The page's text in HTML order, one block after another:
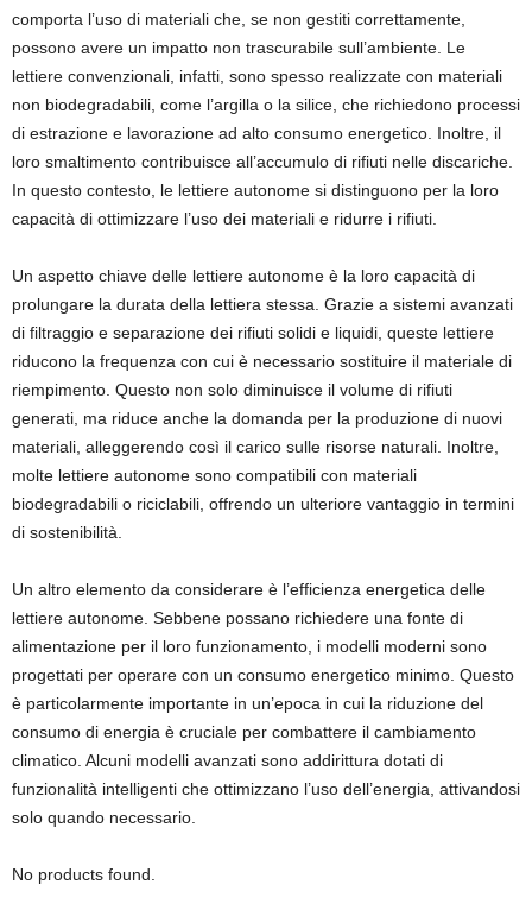
comporta l’uso di materiali che, se non gestiti correttamente,
possono avere un impatto non trascurabile sull’ambiente. Le
lettiere convenzionali, infatti, sono spesso realizzate con materiali
non biodegradabili, come l’argilla o la silice, che richiedono processi
di estrazione e lavorazione ad alto consumo energetico. Inoltre, il
loro smaltimento contribuisce all’accumulo di rifiuti nelle discariche.
In questo contesto, le lettiere autonome si distinguono per la loro
capacità di ottimizzare l’uso dei materiali e ridurre i rifiuti.
Un aspetto chiave delle lettiere autonome è la loro capacità di
prolungare la durata della lettiera stessa. Grazie a sistemi avanzati
di filtraggio e separazione dei rifiuti solidi e liquidi, queste lettiere
riducono la frequenza con cui è necessario sostituire il materiale di
riempimento. Questo non solo diminuisce il volume di rifiuti
generati, ma riduce anche la domanda per la produzione di nuovi
materiali, alleggerendo così il carico sulle risorse naturali. Inoltre,
molte lettiere autonome sono compatibili con materiali
biodegradabili o riciclabili, offrendo un ulteriore vantaggio in termini
di sostenibilità.
Un altro elemento da considerare è l’efficienza energetica delle
lettiere autonome. Sebbene possano richiedere una fonte di
alimentazione per il loro funzionamento, i modelli moderni sono
progettati per operare con un consumo energetico minimo. Questo
è particolarmente importante in un’epoca in cui la riduzione del
consumo di energia è cruciale per combattere il cambiamento
climatico. Alcuni modelli avanzati sono addirittura dotati di
funzionalità intelligenti che ottimizzano l’uso dell’energia, attivandosi
solo quando necessario.
No products found.